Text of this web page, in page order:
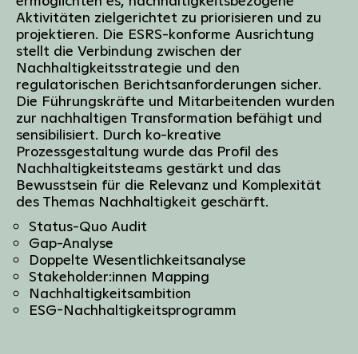
Aktivitäten zielgerichtet zu priorisieren und zu
projektieren. Die ESRS-konforme Ausrichtung
stellt die Verbindung zwischen der
Nachhaltigkeitsstrategie und den
regulatorischen Berichtsanforderungen sicher.
Die Führungskräfte und Mitarbeitenden wurden
zur nachhaltigen Transformation befähigt und
sensibilisiert. Durch ko-kreative
Prozessgestaltung wurde das Profil des
Nachhaltigkeitsteams gestärkt und das
Bewusstsein für die Relevanz und Komplexität
des Themas Nachhaltigkeit geschärft.
Status-Quo Audit
Gap-Analyse
Doppelte Wesentlichkeitsanalyse
Stakeholder:innen Mapping
Nachhaltigkeitsambition
ESG-Nachhaltigkeitsprogramm